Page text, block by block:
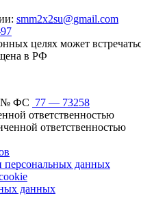
smm2x2su@gmail.com
целях может
в РФ
№ ФС 77 — 73258
ответственностью
ответственностью
персональных данных
данных